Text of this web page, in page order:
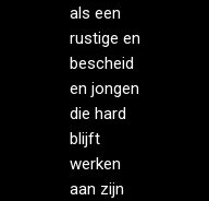
als een
rustige en
bescheid
en jongen
die hard
blijft
werken
aan zijn